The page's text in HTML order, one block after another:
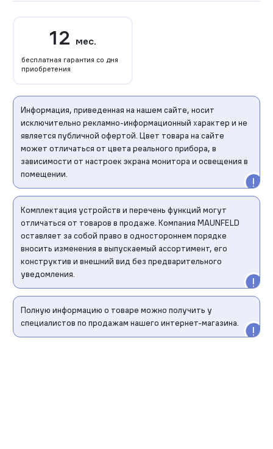
12 мес.
бесплатная гарантия со дня
приобретения
Информация, приведенная на нашем сайте, носит
исключительно рекламно-информационный характер и не
является публичной офертой. Цвет товара на сайте
может отличаться от цвета реального прибора, в
зависимости от настроек экрана монитора и освещения в
помещении.
Комплектация устройств и перечень функций могут
отличаться от товаров в продаже. Компания MAUNFELD
оставляет за собой право в одностороннем порядке
вносить изменения в выпускаемый ассортимент, его
конструктив и внешний вид без предварительного
уведомления.
Полную информацию о товаре можно получить у
специалистов по продажам нашего интернет-магазина.